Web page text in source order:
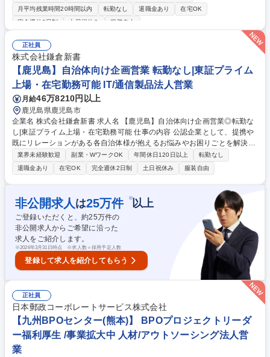
います。 ■自治体対応・現場ヘルプ・運営サポート（自治体現場での支
援）（メイン業務） ■毎月各自治体で行われる定例会への出席 ■窓口対応
補助。 ■コールセンターフォロー：おくやみ窓口の予約・問い合わせ電話
受付対応。 募集職種 【自治体窓口の運営SV（スーパーバイザー）】現場
管理・ヘルプ対応
月平均残業時間20時間以内 転勤なし 退職金あり
在宅OK
完全週休2日制
土日祝休み 服装自由
正社員
株式会社鎌倉新書
【鹿児島】自治体向け企画営業 転勤なし|東証プライム
上場・在宅勤務可能 IT/通信製品法人営業
月給46万8210円以上
鹿児島県鹿児島市
企業名 株式会社鎌倉新書 求人名 【鹿児島】自治体向け企画営業◎転勤な
し|東証プライム上場・在宅勤務可能 仕事の内容 公認企業として、提携や
既にリレーションがある各自治体様が抱えるお悩みやお困りごとを解決し
ていく、課題解決型の営業職です。社会問題である超高齢化や終活に関す
るお悩みにサービスオールで支援を行います。 【具体的には】 ■各自治体
の政策・議会の議事録からニーズをリサーチして営業戦略を策定 ■自治体
様へのサービス提案や必要に応じて入札・プロポーザルの対応 ■提案や受
注に当たっての社内外の関係各部署との連携 ★既存のサービスで課題解決
ができない場合は、ニーズをもとに社内各部署と連携・調整を行い、具体
的なご提案まで進めていただきます。 募集職種 【鹿児島】自治体向け企
画営業◎転勤なし|東証プライム上場・在宅勤務可能
業界未経験歓迎 副業・WワークOK 年間休日120日以上
転勤なし
退職金あり
在宅OK 完全週休2日制 土日祝休み 服装自由
非公開求人 は25万件 ※以上
ご登録いただくと、約25万件の
非公開求人からご希望に沿った
求人をご紹介します。
※2026年3月31日時点 ※求人数＝採用予定人数
登録して求人を紹介してもらう
正社員
日本郵政コーポレートサービス株式会社
【九州BPOセンター(熊本)】 BPOプロジェクトリーダ
ー福利厚生 /事業拡大中 人材/アウトソーシング法人営
業